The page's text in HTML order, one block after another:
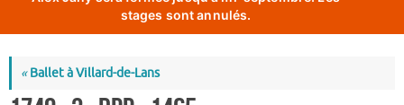
stages sont annulés.
«Ballet à Villard-de-Lans